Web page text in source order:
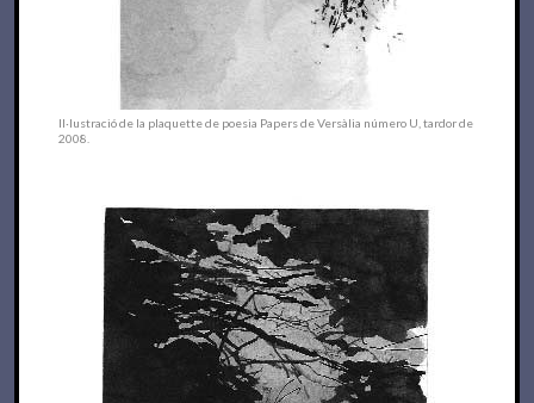
Il·lustració de la plaquette de poesia Papers de Versàlia número U, tardor de
2008.